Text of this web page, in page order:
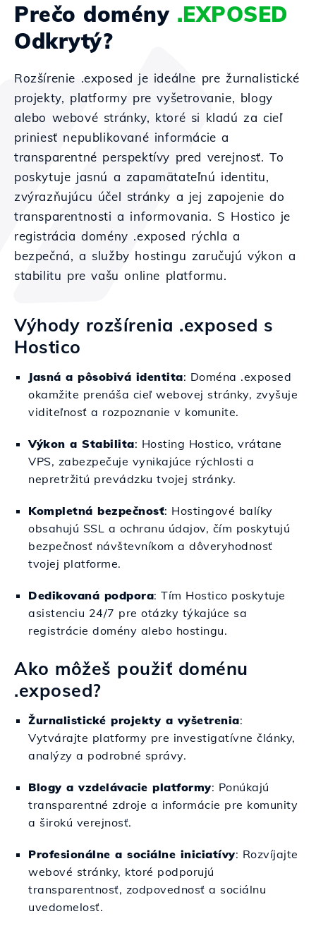
Prečo domény .EXPOSED
Odkrytý?
Rozšírenie .exposed je ideálne pre žurnalistické
projekty, platformy pre vyšetrovanie, blogy
alebo webové stránky, ktoré si kladú za cieľ
priniesť nepublikované informácie a
transparentné perspektívy pred verejnosť. To
poskytuje jasnú a zapamätateľnú identitu,
zvýrazňujúcu účel stránky a jej zapojenie do
transparentnosti a informovania. S Hostico je
registrácia domény .exposed rýchla a
bezpečná, a služby hostingu zaručujú výkon a
stabilitu pre vašu online platformu.
Výhody rozšírenia .exposed s
Hostico
Jasná a pôsobivá identita: Doména .exposed
okamžite prenáša cieľ webovej stránky, zvyšuje
viditeľnosť a rozpoznanie v komunite.
Výkon a Stabilita: Hosting Hostico, vrátane
VPS, zabezpečuje vynikajúce rýchlosti a
nepretržitú prevádzku tvojej stránky.
Kompletná bezpečnosť: Hostingové balíky
obsahujú SSL a ochranu údajov, čím poskytujú
bezpečnosť návštevníkom a dôveryhodnosť
tvojej platforme.
Dedikovaná podpora: Tím Hostico poskytuje
asistenciu 24/7 pre otázky týkajúce sa
registrácie domény alebo hostingu.
Ako môžeš použiť doménu
.exposed?
Žurnalistické projekty a vyšetrenia:
Vytvárajte platformy pre investigatívne články,
analýzy a podrobné správy.
Blogy a vzdelávacie platformy: Ponúkajú
transparentné zdroje a informácie pre komunity
a širokú verejnosť.
Profesionálne a sociálne iniciatívy: Rozvíjajte
webové stránky, ktoré podporujú
transparentnosť, zodpovednosť a sociálnu
uvedomelosť.